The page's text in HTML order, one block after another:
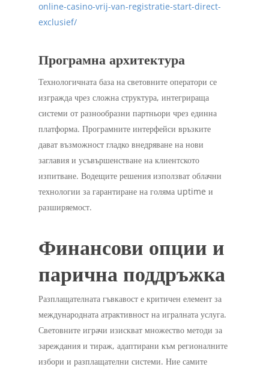
online-casino-vrij-van-registratie-start-direct-
exclusief/
Програмна архитектура
Технологичната база на световните оператори се
изгражда чрез сложна структура, интегрираща
системи от разнообразни партньори чрез единна
платформа. Програмните интерфейси връзките
дават възможност гладко внедряване на нови
заглавия и усъвършенстване на клиентското
изпитване. Водещите решения използват облачни
технологии за гарантиране на голяма uptime и
разширяемост.
Финансови опции и
парична поддръжка
Разплащателната гъвкавост е критичен елемент за
международната атрактивност на игралната услуга.
Световните играчи изискват множество методи за
зареждания и тираж, адаптирани към регионалните
избори и разплащателни системи. Ние самите